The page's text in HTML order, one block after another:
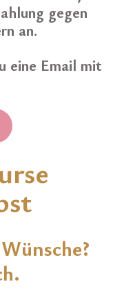
gegen
an.
eine Email mit